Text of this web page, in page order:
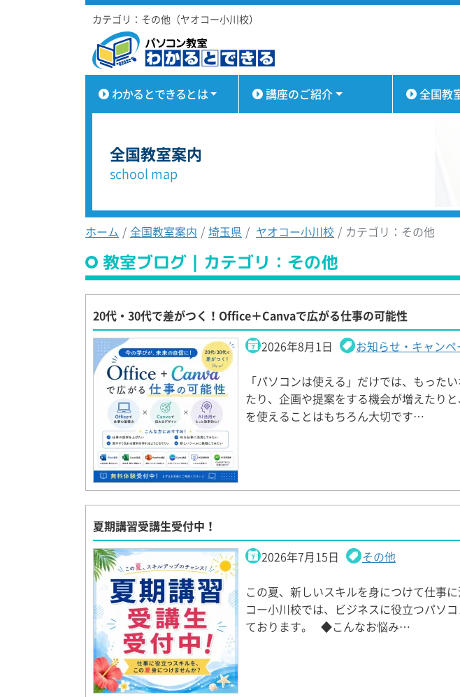
カテゴリ：その他（ヤオコー小川校）
わかるとできるとは 講座のご紹介 全国教
全国教室案内
school map
ホーム 全国教室案内 埼玉県 ヤオコー小川校 カテゴリ：その他
教室ブログ｜カテゴリ：その他
20代・30代で差がつく！Office＋Canvaで広がる仕事の可能性
2026年8月1日
お知らせ・キャンペ
「パソコンは使える」だけでは、もった
たり、企画や提案をする機会が増えたり
を使えることはもちろん大切です…
夏期講習受講生受付中！
2026年7月15日
その他
この夏、新しいスキルを身につけて仕事
コー小川校では、ビジネスに役立つパソ
ております。 ◆こんなお悩み…